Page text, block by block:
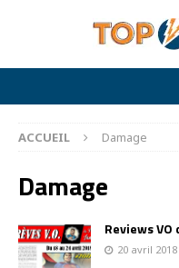
ACCUEIL Damage
Damage
Reviews
20 avril 2018